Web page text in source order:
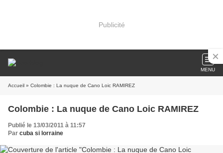
Publicité
MENU
Accueil » Colombie : La nuque de Cano Loic RAMIREZ
Colombie : La nuque de Cano Loic RAMIREZ
Publié le 13/03/2011 à 11:57
Par cuba si lorraine